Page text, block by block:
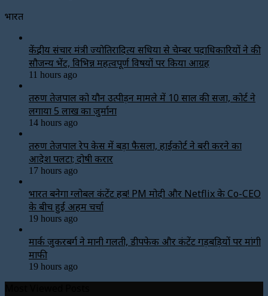
भारत
केंद्रीय संचार मंत्री ज्योतिरादित्य सिंधिया से चेम्बर पदाधिकारियों ने की
सौजन्य भेंट, विभिन्न महत्वपूर्ण विषयों पर किया आग्रह
11 hours ago
तरुण तेजपाल को यौन उत्पीड़न मामले में 10 साल की सजा, कोर्ट ने
लगाया ₹5 लाख का जुर्माना
14 hours ago
तरुण तेजपाल रेप केस में बड़ा फैसला, हाईकोर्ट ने बरी करने का
आदेश पलटा; दोषी करार
17 hours ago
भारत बनेगा ग्लोबल कंटेंट हब! PM मोदी और Netflix के Co-CEO
के बीच हुई अहम चर्चा
19 hours ago
मार्क जुकरबर्ग ने मानी गलती, डीपफेक और कंटेंट गड़बड़ियों पर मांगी
माफी
19 hours ago